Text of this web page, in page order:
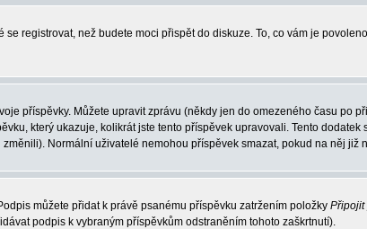
registrovat, než budete moci přispět do diskuze. To, co vám je
příspěvky. Můžete upravit zprávu (někdy jen do omezeného času po
který ukazuje, kolikrát jste tento příspěvek upravovali. Tento
Normální uživatelé nemohou příspěvek smazat, pokud na něj již
můžete přidat k právě psanému příspěvku zatržením položky Připojit
podpis k vybraným příspěvkům odstraněním tohoto zaškrtnutí).